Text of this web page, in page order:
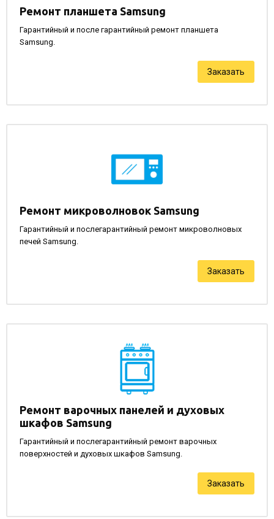
Ремонт планшета Samsung
Гарантийный и после гарантийный ремонт планшета
Samsung.
Заказать
Ремонт микроволновок Samsung
Гарантийный и послегарантийный ремонт микроволновых
печей Samsung.
Заказать
Ремонт варочных панелей и духовых
шкафов Samsung
Гарантийный и послегарантийный ремонт варочных
поверхностей и духовых шкафов Samsung.
Заказать